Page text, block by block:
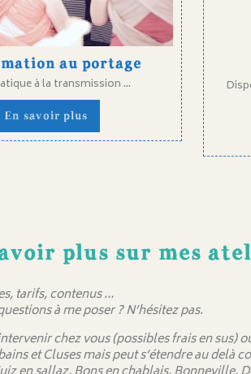
au portage
à la transmission ...
En savoir plus
plus sur mes
tarifs, contenus …
à me poser ? N’hésitez pas.
chez vous (possibles frais en sus)
et Cluses mais peut s’étendre au delà